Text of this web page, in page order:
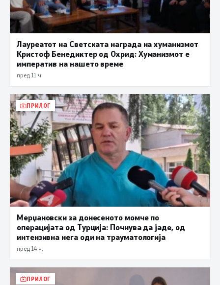
Лауреатот на Светската награда на хуманизмот
Кристоф Бенедиктер од Охрид: Хуманизмот е
императив на нашето време
пред 11 ч.
ПРИЛОГ
Мерџановски за донесеното момче по
операцијата од Турција: Почнува да јаде, од
интензивна нега оди на трауматологија
пред 14 ч.
ПРИЛОГ